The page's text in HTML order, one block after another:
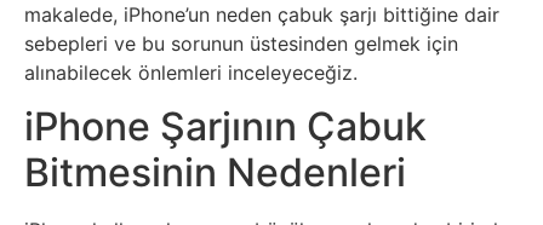
Elektronik
Cihazlar
Facebook
makalede, iPhone’un neden çabuk şarjı bittiğine dair
sebepleri ve bu sorunun üstesinden gelmek için
alınabilecek önlemleri inceleyeceğiz.
iPhone Şarjının Çabuk
Bitmesinin Nedenleri